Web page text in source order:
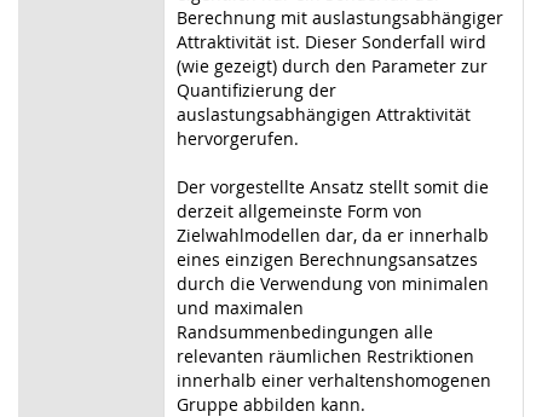
Berechnung mit auslastungsabhängiger
Attraktivität ist. Dieser Sonderfall wird
(wie gezeigt) durch den Parameter zur
Quantifizierung der
auslastungsabhängigen Attraktivität
hervorgerufen.
Der vorgestellte Ansatz stellt somit die
derzeit allgemeinste Form von
Zielwahlmodellen dar, da er innerhalb
eines einzigen Berechnungsansatzes
durch die Verwendung von minimalen
und maximalen
Randsummenbedingungen alle
relevanten räumlichen Restriktionen
innerhalb einer verhaltenshomogenen
Gruppe abbilden kann.